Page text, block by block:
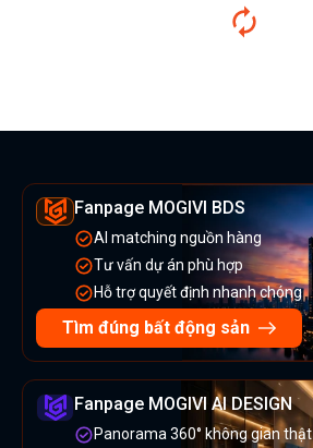
Fanpage MOGIVI BDS
AI matching nguồn hàng
Tư vấn dự án phù hợp
Hỗ trợ quyết định nhanh chóng
Tìm đúng bất động sản
Fanpage MOGIVI AI DESIGN
Panorama 360° không gian thật